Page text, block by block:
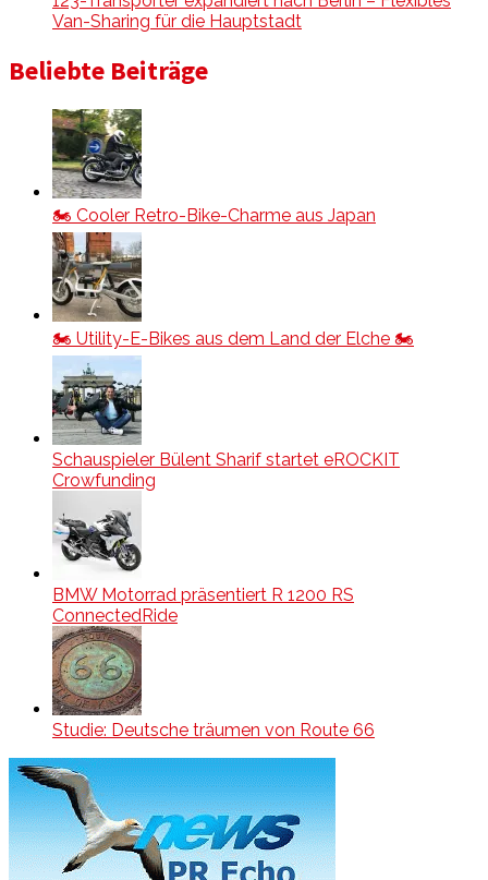
Van-Sharing für die Hauptstadt
Beliebte Beiträge
🏍️ Cooler Retro-Bike-Charme aus Japan
🏍️ Utility-E-Bikes aus dem Land der Elche 🏍️
Schauspieler Bülent Sharif startet eROCKIT
Crowfunding
BMW Motorrad präsentiert R 1200 RS
ConnectedRide
Studie: Deutsche träumen von Route 66